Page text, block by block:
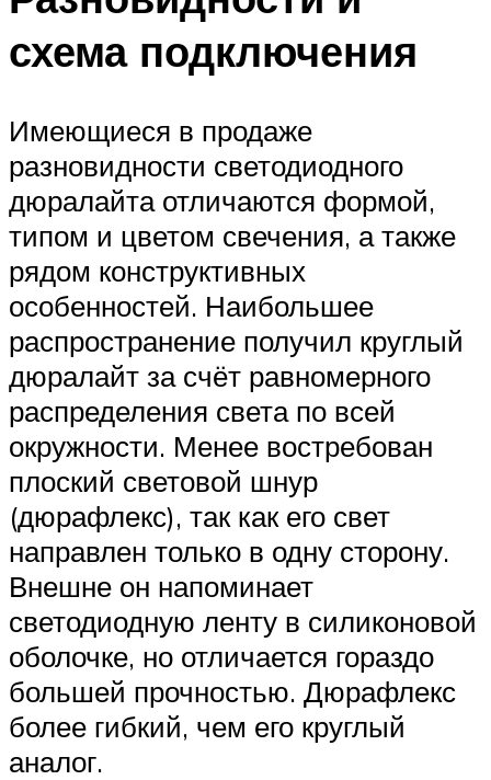
схема подключения
Имеющиеся в продаже
разновидности светодиодного
дюралайта отличаются формой,
типом и цветом свечения, а также
рядом конструктивных
особенностей. Наибольшее
распространение получил круглый
дюралайт за счёт равномерного
распределения света по всей
окружности. Менее востребован
плоский световой шнур
(дюрафлекс), так как его свет
направлен только в одну сторону.
Внешне он напоминает
светодиодную ленту в силиконовой
оболочке, но отличается гораздо
большей прочностью. Дюрафлекс
более гибкий, чем его круглый
аналог.